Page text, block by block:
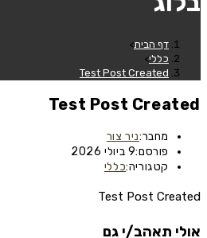
דף הבית>
כללי>
Test Post Created
Test Post Created
מחבר:ניר צור
פורסם:9 ביולי 2026
קטגוריה:כללי
Test Post Created
אולי תאהב/י גם